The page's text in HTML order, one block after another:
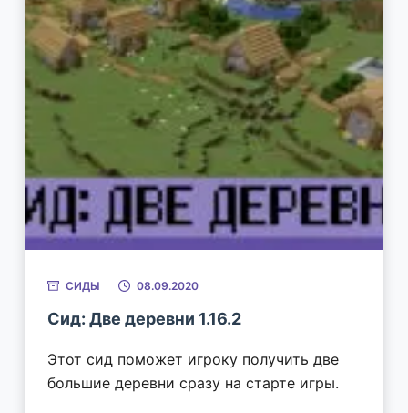
СИДЫ 08.09.2020
Сид: Две деревни 1.16.2
Этот сид поможет игроку получить две
большие деревни сразу на старте игры.